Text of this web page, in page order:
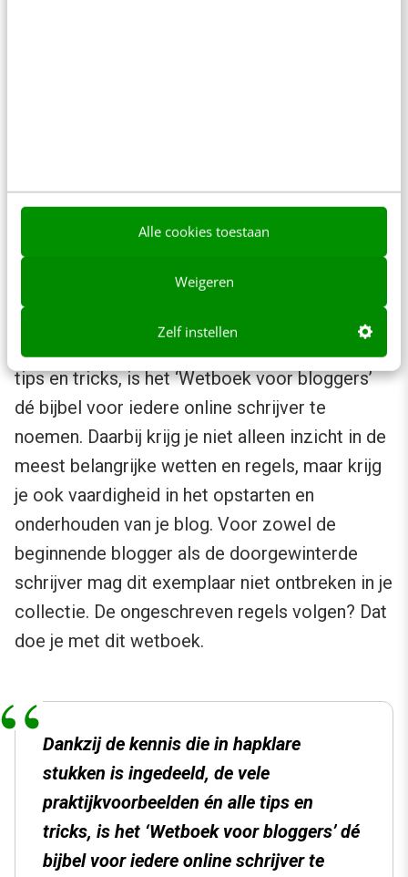
Alle cookies toestaan
Weigeren
Zelf instellen
staan.” En zo is het.
De bijbel voor iedere blogger
Dankzij de kennis die in hapklare stukken is
ingedeeld, de vele praktijkvoorbeelden én alle
tips en tricks, is het ‘Wetboek voor bloggers’
dé bijbel voor iedere online schrijver te
noemen. Daarbij krijg je niet alleen inzicht in de
meest belangrijke wetten en regels, maar krijg
je ook vaardigheid in het opstarten en
onderhouden van je blog. Voor zowel de
beginnende blogger als de doorgewinterde
schrijver mag dit exemplaar niet ontbreken in je
collectie. De ongeschreven regels volgen? Dat
doe je met dit wetboek.
Dankzij de kennis die in hapklare
stukken is ingedeeld, de vele
praktijkvoorbeelden én alle tips en
tricks, is het ‘Wetboek voor bloggers’ dé
bijbel voor iedere online schrijver te